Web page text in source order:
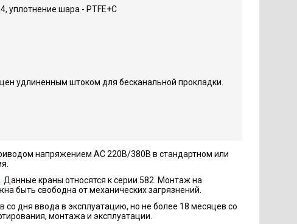
уплотнение шара - PTFE+C
удлиненным штоком для бесканальной прокладки.
напряжением AC 220В/380В в стандартном или
Данные краны относятся к серии 582. Монтаж на
быть свободна от механических загрязнений.
со дня ввода в эксплуатацию, но не более 18 месяцев со
монтажа и эксплуатации.